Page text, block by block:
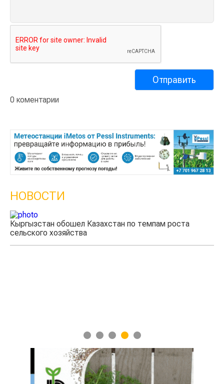
0 коментарии
НОВОСТИ
Кыргызстан обошел Казахстан по темпам роста
сельского хозяйства
1 2 3 4 5